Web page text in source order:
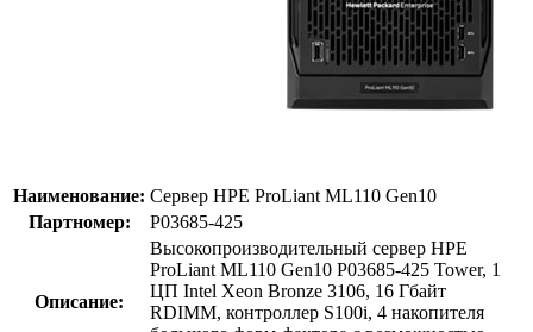
Наименование: Сервер HPE ProLiant ML110 Gen10
Партномер:
P03685-425
Описание:
Высокопроизводительный сервер HPE
ProLiant ML110 Gen10 P03685-425 Tower, 1
ЦП Intel Xeon Bronze 3106, 16 Гбайт
RDIMM, контроллер S100i, 4 накопителя